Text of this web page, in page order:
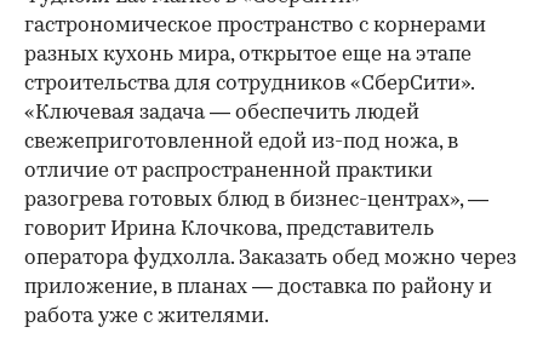
гастрономическое пространство с корнерами
разных кухонь мира, открытое еще на этапе
строительства для сотрудников «СберСити».
«Ключевая задача — обеспечить людей
свежеприготовленной едой из-под ножа, в
отличие от распространенной практики
разогрева готовых блюд в бизнес-центрах», —
говорит Ирина Клочкова, представитель
оператора фудхолла. Заказать обед можно через
приложение, в планах — доставка по району и
работа уже с жителями.